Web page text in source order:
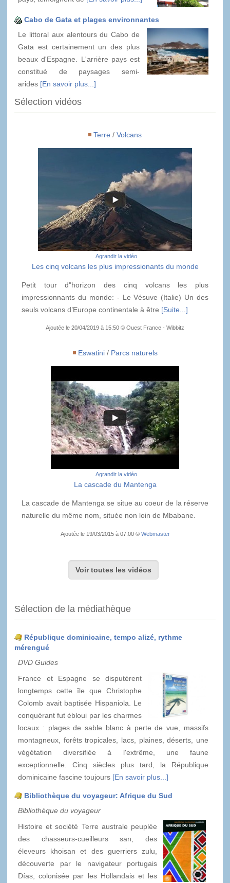
Cabo de Gata et plages environnantes
Le littoral aux alentours du Cabo de
Gata est certainement un des plus
beaux d'Espagne. L'arrière pays est
constitué de paysages semi-
arides [En savoir plus...]
Sélection vidéos
Terre / Volcans
Agrandir la vidéo
Les cinq volcans les plus impressionants du monde
Petit tour d"horizon des cinq volcans les plus
impressionnants du monde: - Le Vésuve (Italie) Un des
seuls volcans d’Europe continentale à être [Suite...]
Ajoutée le 20/04/2019 à 15:50 © Ouest France - Wibbitz
Eswatini/ Parcs naturels
Agrandir la vidéo
La cascade du Mantenga
La cascade de Mantenga se situe au coeur de la réserve
naturelle du même nom, située non loin de Mbabane.
Ajoutée le 19/03/2015 à 07:00 © Webmaster
Voir toutes les vidéos
Sélection de la médiathèque
République dominicaine, tempo alizé, rythme
mérengué
DVD Guides
France et Espagne se disputèrent
longtemps cette île que Christophe
Colomb avait baptisée Hispaniola. Le
conquérant fut ébloui par les charmes
locaux : plages de sable blanc à perte de vue, massifs
montagneux, forêts tropicales, lacs, plaines, déserts, une
végétation diversifiée à l'extrême, une faune
exceptionnelle. Cinq siècles plus tard, la République
dominicaine fascine toujours [En savoir plus...]
Bibliothèque du voyageur: Afrique du Sud
Bibliothèque du voyageur
Histoire et société Terre australe peuplée
des chasseurs-cueilleurs san, des
éleveurs khoisan et des guerriers zulu,
découverte par le navigateur portugais
Días, colonisée par les Hollandais et les